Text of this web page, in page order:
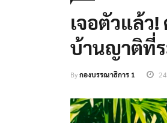
เจอตัวแล้ว
บ้านญาติที่ร
Byกองบรรณาธิการ 1